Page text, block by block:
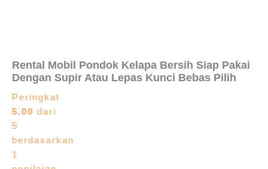
Rental Mobil Pondok Kelapa Bersih Siap Pakai
Dengan Supir Atau Lepas Kunci Bebas Pilih
Peringkat
5.00 dari
5
berdasarkan
1